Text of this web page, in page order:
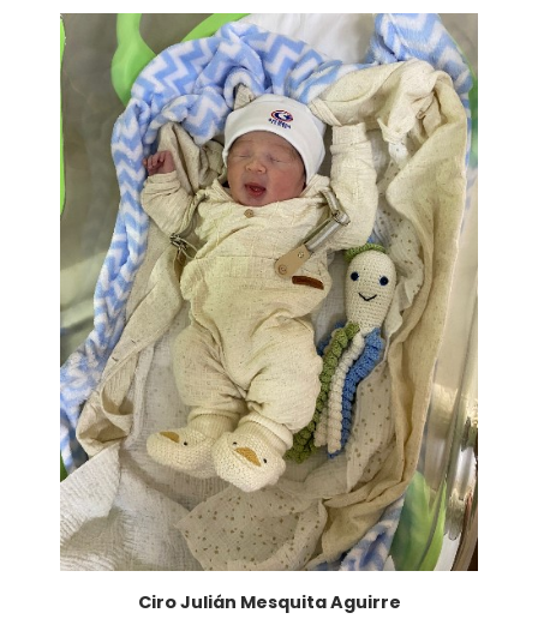
Ciro Julián Mesquita Aguirre